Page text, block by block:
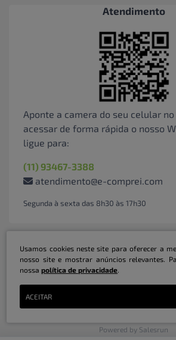
Atendimento
Aponte a camera do seu celular no
acessar de forma rápida o nosso
ligue para:
(11) 93467-3388
atendimento@e-comprei.com
Segunda à sexta das 8h30 às 17h30
Marketplace B2B Serviços Inteligentes Ltda |
Powered by Salesrun
Usamos cookies neste site para oferecer a
nosso site e mostrar anúncios relevantes.
nossapolítica de privacidade.
ACEITAR